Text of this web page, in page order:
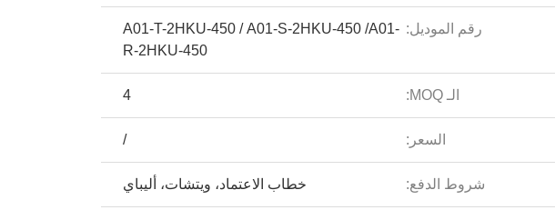
رقم الموديل: A01-T-2HKU-450 / A01-S-2HKU-450 /A01-
R-2HKU-450
الـ MOQ: 4
السعر: /
شروط الدفع: خطاب الاعتماد، ويتشات، أليباي